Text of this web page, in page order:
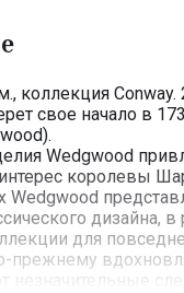
коллекция
свое начало в
Wedgwood
королевы
Wedgwood
дизайна,
для
прежнему
незначительные